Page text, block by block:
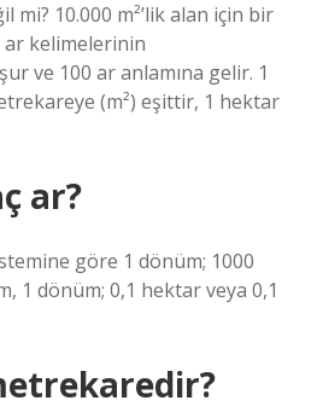
mi? 10.000 m²’lik alan için bir
kelimelerinin
ve 100 ar anlamına gelir. 1
(m²) eşittir, 1 hektar
ar?
göre 1 dönüm; 1000
1 dönüm; 0,1 hektar veya 0,1